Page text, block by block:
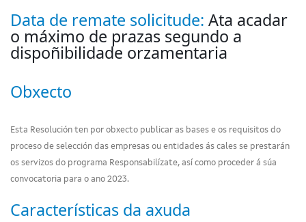
Data de remate solicitude: Ata acadar
o máximo de prazas segundo a
dispoñibilidade orzamentaria
Obxecto
Esta Resolución ten por obxecto publicar as bases e os requisitos do
proceso de selección das empresas ou entidades ás cales se prestarán
os servizos do programa Responsabilízate, así como proceder á súa
convocatoria para o ano 2023.
Características da axuda